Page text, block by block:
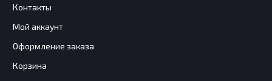
Контакты
Мой аккаунт
Оформление заказа
Корзина